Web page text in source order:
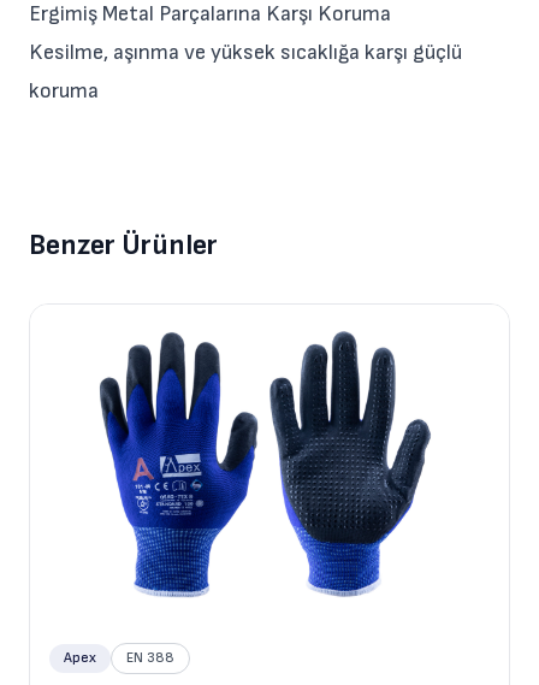
Ergimiş Metal Parçalarına Karşı Koruma
Kesilme, aşınma ve yüksek sıcaklığa karşı güçlü
koruma
Benzer Ürünler
Apex EN 388